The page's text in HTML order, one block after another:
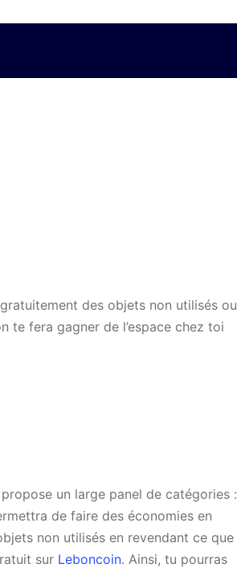
des objets non utilisés ou
te fera gagner de l’espace chez toi
un large panel de catégories :
de faire des économies en
non utilisés en revendant ce que
sur Leboncoin. Ainsi, tu pourras